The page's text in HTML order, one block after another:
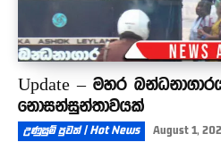
Update – මහර
නොසන්සුන්තාවයක්
උණුසුම් පුවත් | Hot News August 1,